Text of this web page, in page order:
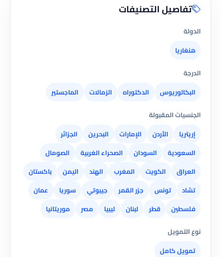
تفاصيل التصنيفات
الدولة
هنغاريا
الدرجة
البكالوريوس
الدكتوراه الزمالات
الماجستير
الجنسيات المقبولة
إريتريا
الأردن الإمارات البحرين
الجزائر
السعودية
السودان الصحراء الغربية
الصومال
العراق
الكويت المغرب الهند اليمن
باكستان
تشاد
تونس جزر القمر جيبوتي سوريا
عمان
فلسطين
قطر لبنان ليبيا مصر
موريتانيا
نوع التمويل
تمويل كامل